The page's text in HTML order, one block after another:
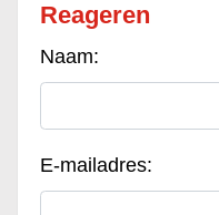
Reageren
Naam:
E-mailadres: